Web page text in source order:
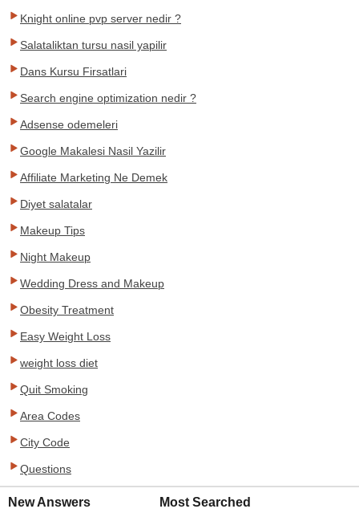
Knight online pvp server nedir ?
Salataliktan tursu nasil yapilir
Dans Kursu Firsatlari
Search engine optimization nedir ?
Adsense odemeleri
Google Makalesi Nasil Yazilir
Affiliate Marketing Ne Demek
Diyet salatalar
Makeup Tips
Night Makeup
Wedding Dress and Makeup
Obesity Treatment
Easy Weight Loss
weight loss diet
Quit Smoking
Area Codes
City Code
Questions
New Answers Most Searched